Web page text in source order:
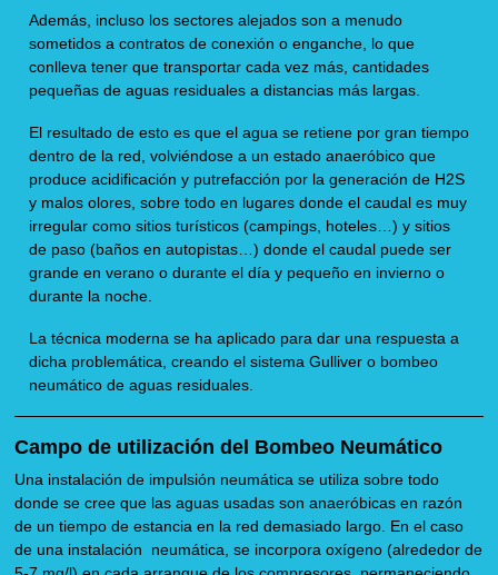
Además, incluso los sectores alejados son a menudo
sometidos a contratos de conexión o enganche, lo que
conlleva tener que transportar cada vez más, cantidades
pequeñas de aguas residuales a distancias más largas.
El resultado de esto es que el agua se retiene por gran tiempo
dentro de la red, volviéndose a un estado anaeróbico que
produce acidificación y putrefacción por la generación de H2S
y malos olores, sobre todo en lugares donde el caudal es muy
irregular como sitios turísticos (campings, hoteles…) y sitios
de paso (baños en autopistas…) donde el caudal puede ser
grande en verano o durante el día y pequeño en invierno o
durante la noche.
La técnica moderna se ha aplicado para dar una respuesta a
dicha problemática, creando el sistema Gulliver o bombeo
neumático de aguas residuales.
Campo de utilización del Bombeo Neumático
Una instalación de impulsión neumática se utiliza sobre todo
donde se cree que las aguas usadas son anaeróbicas en razón
de un tiempo de estancia en la red demasiado largo. En el caso
de una instalación neumática, se incorpora oxígeno (alrededor de